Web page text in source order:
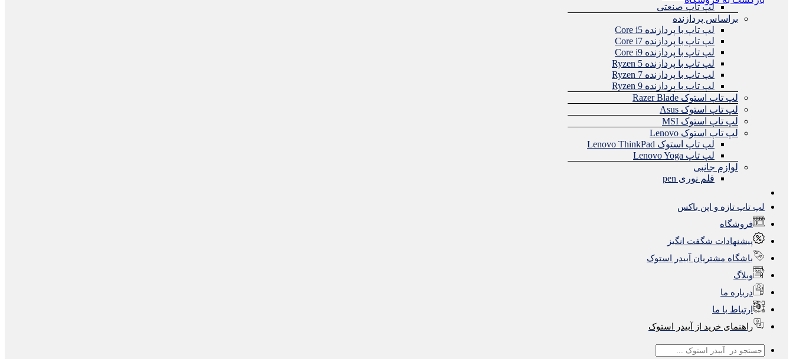
لپ تاپ صنعتی
براساس پردازنده
لپ تاپ با پردازنده Core i5
لپ تاپ با پردازنده Core i7
لپ تاپ با پردازنده Core i9
لپ تاپ با پردازنده Ryzen 5
لپ تاپ با پردازنده Ryzen 7
لپ تاپ با پردازنده Ryzen 9
لپ تاپ استوک Razer Blade
لپ تاپ استوک Asus
لپ تاپ استوک MSI
لپ تاپ استوک Lenovo
لپ تاپ استوک Lenovo ThinkPad
لپ تاپ Lenovo Yoga
لوازم جانبی
قلم نوری pen
لپ تاپ تازه و اپن باکس
فروشگاه
پیشنهادات شگفت انگیز
باشگاه مشتریان آبیدر استوک
وبلاگ
درباره ما
ارتباط با ما
راهنمای خرید از آبیدر استوک
جستجو